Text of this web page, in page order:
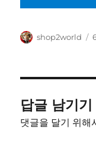
글
shop2world
답글 남기기
댓글을 달기 위해